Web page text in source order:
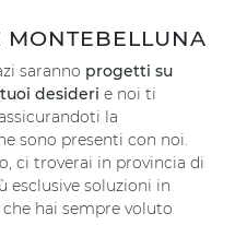
MONTEBELLUNA
saranno progetti su
desideri e noi ti
la
sono presenti con noi.
ci troverai in provincia di
esclusive soluzioni in
hai sempre voluto